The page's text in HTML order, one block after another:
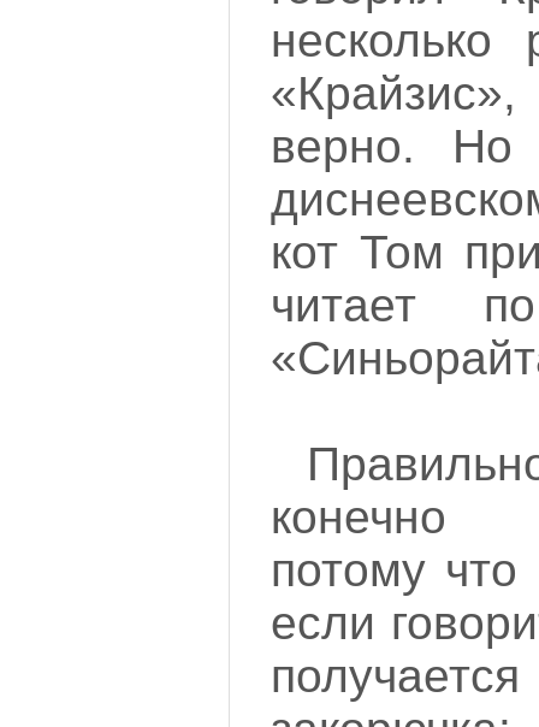
несколько
верно.
кот Том
читает
конечно
потому
если